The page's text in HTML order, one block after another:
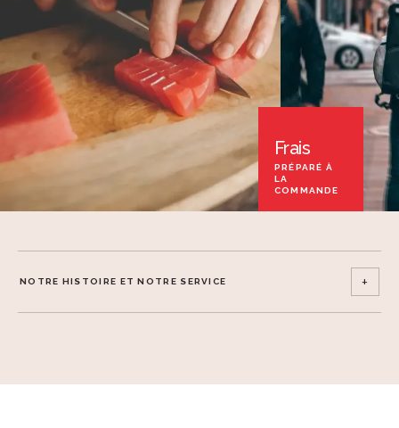
Frais
PRÉPARÉ À
LA
COMMANDE
NOTRE HISTOIRE ET NOTRE SERVICE +